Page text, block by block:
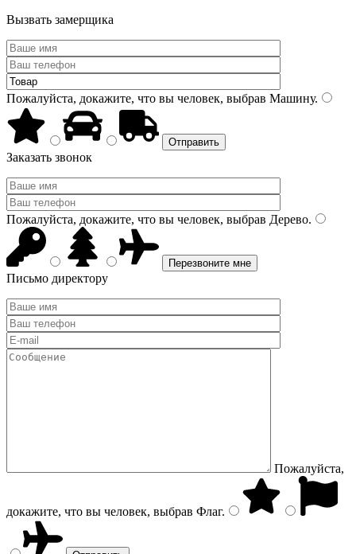
Вызвать замерщика
Пожалуйста, докажите, что вы человек, выбрав Машину.
Заказать звонок
Пожалуйста, докажите, что вы человек, выбрав Дерево.
Письмо директору
Пожалуйста,
докажите, что вы человек, выбрав Флаг.